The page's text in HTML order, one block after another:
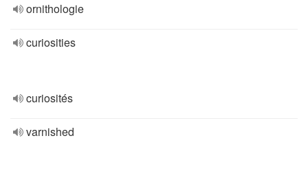
ornithologie
curiosities
curiosités
varnished